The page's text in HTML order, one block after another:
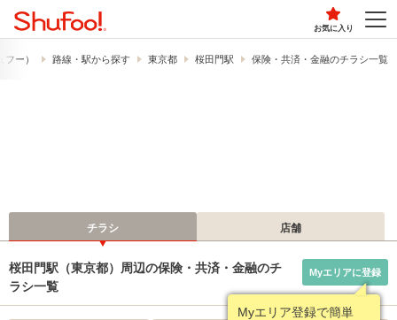
お気に入り
ー） 路線・駅から探す 東京都 桜田門駅 保険・共済・金融のチラシ一覧
チラシ 店舗
桜田門駅（東京都）周辺の保険・共済・金融のチ
ラシ一覧
Myエリア登録で簡単
Myエリアに登録